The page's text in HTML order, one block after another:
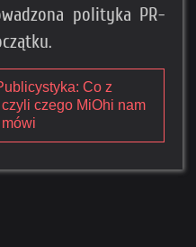
polityka PR-
Co z
czego MiOhi nam